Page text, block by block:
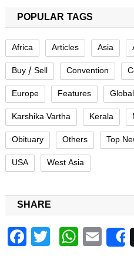
POPULAR TAGS
Africa Articles Asia
Buy / Sell Convention
Europe Features Global
Karshika Vartha Kerala
Obituary Others Top
USA West Asia
SHARE
Facebook
Twitter